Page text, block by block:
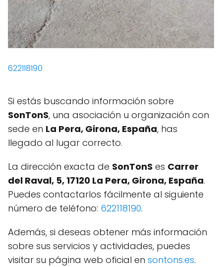
622118190
Si estás buscando información sobre
SonTonS, una asociación u organización con
sede en La Pera, Girona, España, has
llegado al lugar correcto.
La dirección exacta de SonTonS es Carrer
del Raval, 5, 17120 La Pera, Girona, España.
Puedes contactarlos fácilmente al siguiente
número de teléfono: 622118190.
Además, si deseas obtener más información
sobre sus servicios y actividades, puedes
visitar su página web oficial en sontons.es.